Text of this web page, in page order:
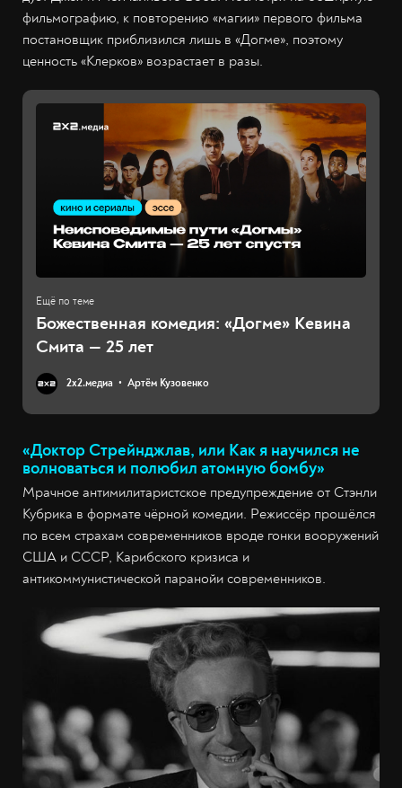
фильмографию, к повторению «магии» первого фильма
постановщик приблизился лишь в «Догме», поэтому
ценность «Клерков» возрастает в разы.
Божественная комедия: «Догме» Кевина
Смита — 25 лет
2х2.медиа Артём Кузовенко
«Доктор Стрейнджлав, или Как я научился не
волноваться и полюбил атомную бомбу»
Мрачное антимилитаристское предупреждение от Стэнли
Кубрика в формате чёрной комедии. Режиссёр прошёлся
по всем страхам современников вроде гонки вооружений
США и СССР, Карибского кризиса и
антикоммунистической паранойи современников.